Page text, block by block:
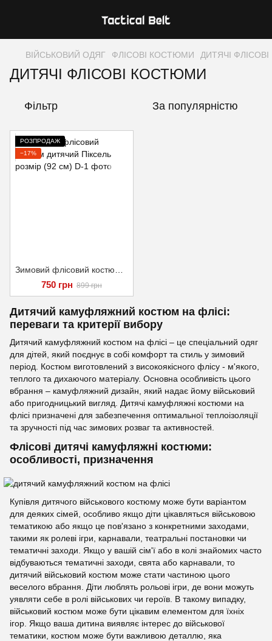
ВІЙСЬКОВИЙ ОДЯГ ФЛІСОВІ КОСТЮМИ ДИТЯЧІ
ДИТЯЧІ ФЛІСОВІ КОСТЮМИ
Фільтр За популярністю
РОЗПРОДАЖ
−17%
750 грн 899 грн
Дитячий камуфляжний костюм на флісі:
переваги та критерії вибору
Дитячий камуфляжний костюм на флісі – це спеціальний одяг
для дітей, який поєднує в собі комфорт та стиль у зимовий
період. Костюм виготовлений з високоякісного флісу - м'якого,
теплого та дихаючого матеріалу. Основна особливість цього
вбрання – камуфляжний дизайн, який надає йому військовий
або пригодницький вигляд. Дитячі камуфляжні костюми на
флісі призначені для забезпечення оптимальної теплоізоляції
та зручності під час зимових розваг та активностей.
Флісові дитячі камуфляжні костюми:
особливості, призначення
Купівля дитячого військового костюму може бути варіантом
для деяких сімей, особливо якщо діти цікавляться військовою
тематикою або якщо це пов'язано з конкретними заходами,
такими як ролеві ігри, карнавали, театральні постановки чи
тематичні заходи. Якщо у вашій сім'ї або в колі знайомих часто
відбуваються тематичні заходи, свята або карнавали, то
дитячий військовий костюм може стати частиною цього
веселого вбрання. Діти люблять рольові ігри, де вони можуть
уявляти себе в ролі військових чи героїв. В такому випадку,
військовий костюм може бути цікавим елементом для їхніх
ігор. Якщо ваша дитина виявляє інтерес до військової
тематики, костюм може бути важливою деталлю, яка